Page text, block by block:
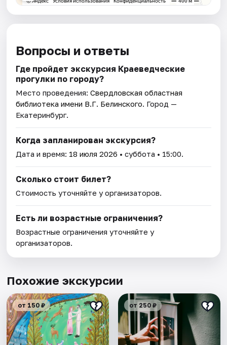
Вопросы и ответы
Где пройдет экскурсия Краеведческие
прогулки по городу?
Место проведения:Свердловская областная
библиотека имени В.Г. Белинского. Город —
Екатеринбург.
Когда запланирован экскурсия?
Дата и время: 18 июля 2026 • суббота • 15:00.
Сколько стоит билет?
Стоимость уточняйте у организаторов.
Есть ли возрастные ограничения?
Возрастные ограничения уточняйте у
организаторов.
Похожие экскурсии
от 150 ₽ от 250 ₽